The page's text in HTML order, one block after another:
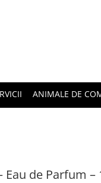
ANIMALE DE
Eau de Parfum –